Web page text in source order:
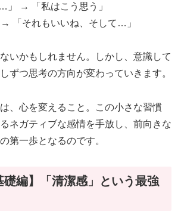
→ 「私はこう思う」
「それもいいね、そして…」
いかもしれません。しかし、意識して
ずつ思考の方向が変わっていきます。
、心を変えること。この小さな習慣
ネガティブな感情を手放し、前向きな
第一歩となるのです。
礎編】「清潔感」という最強